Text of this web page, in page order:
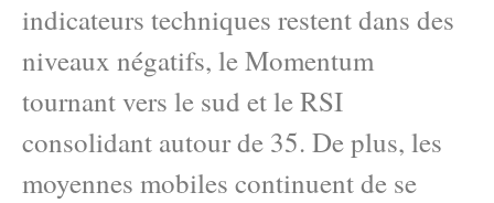
indicateurs techniques restent dans des
niveaux négatifs, le Momentum
tournant vers le sud et le RSI
consolidant autour de 35. De plus, les
moyennes mobiles continuent de se